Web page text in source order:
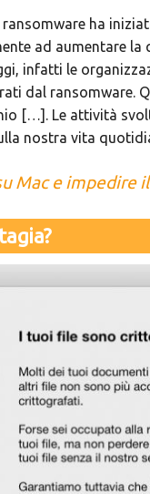
ha
ad aumentare
infatti le
dal ransomware.
[…]. Le attività
nostra vita
Mac e impedire